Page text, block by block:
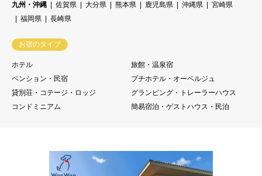
九州・沖縄
佐賀県 大分県 熊本県 鹿児島県 沖縄県
宮崎県
福岡県
長崎県
お宿のタイプ
ホテル
旅館・温泉宿
ペンション・民宿
プチホテル・オーベルジュ
貸別荘・コテージ・ロッジ
グランピング・トレーラーハウス
コンドミニアム
簡易宿泊・ゲストハウス・民泊